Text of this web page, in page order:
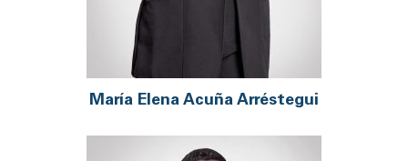
María Elena Acuña Arréstegui